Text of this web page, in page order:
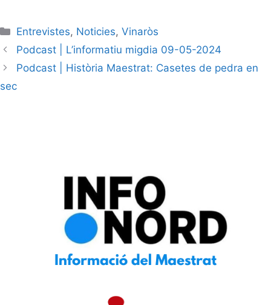
Entrevistes, Noticies,Vinaròs
Podcast | L’informatiu migdia 09-05-2024
Podcast | Història Maestrat: Casetes de pedra en
sec